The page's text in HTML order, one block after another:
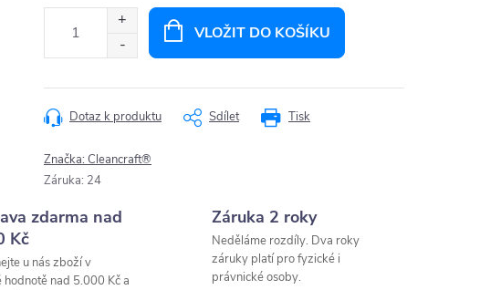
VLOŽIT DO KOŠÍKU
Tisk
Dotaz k produktu Sdílet
Značka:Cleancraft®
Záruka: 24
zdarma nad
Kč
u nás zboží v
hodnotě nad 5.000 Kč a
Záruka 2 roky
Neděláme rozdíly. Dva roky
záruky platí pro fyzické i
právnické osoby.